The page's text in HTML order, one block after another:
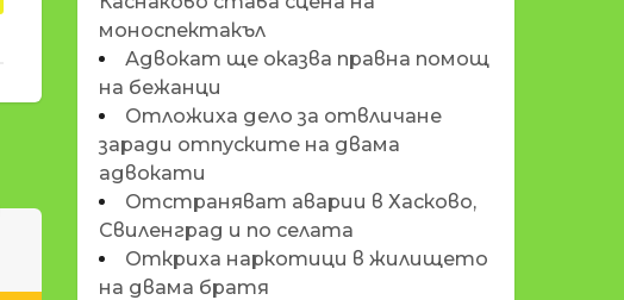
моноспектакъл
Адвокат ще оказва правна помощ
на бежанци
Отложиха дело за отвличане
заради отпуските на двама
адвокати
Отстраняват аварии в Хасково,
Свиленград и по селата
Откриха наркотици в жилището
на двама братя